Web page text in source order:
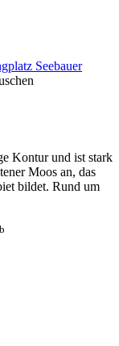
Seebauer
Kontur und ist stark
Moos an, das
bildet. Rund um